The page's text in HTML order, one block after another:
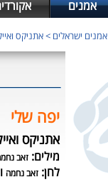
אמנים
אמנים ישראלים >אתניקס
יפה שלי
אתניקס
מילים: זאב
לחן: זאב נחמה ו